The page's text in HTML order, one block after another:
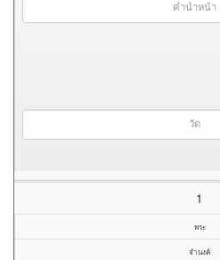
คำนำหน้า
วัด
1
พระ
จำนงค์